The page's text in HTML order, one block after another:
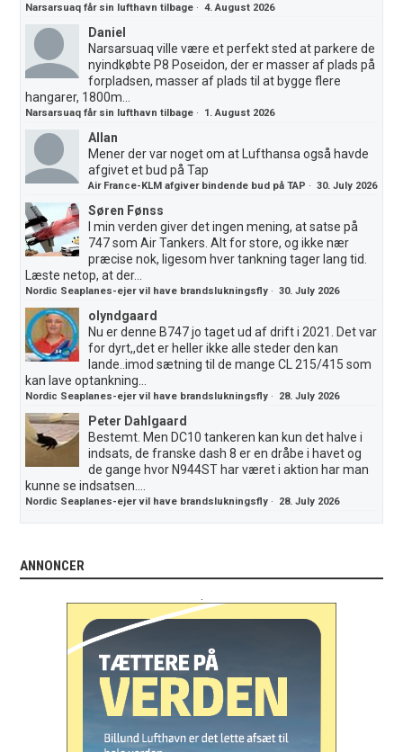
Narsarsuaq får sin lufthavn tilbage ·4. August 2026
Daniel
Narsarsuaq ville være et perfekt sted at parkere de
nyindkøbte P8 Poseidon, der er masser af plads på
forpladsen, masser af plads til at bygge flere
hangarer, 1800m...
Narsarsuaq får sin lufthavn tilbage · 1. August 2026
Allan
Mener der var noget om at Lufthansa også havde
afgivet et bud på Tap
Air France-KLM afgiver bindende bud på TAP ·30. July 2026
Søren Fønss
I min verden giver det ingen mening, at satse på
747 som Air Tankers. Alt for store, og ikke nær
præcise nok, ligesom hver tankning tager lang tid.
Læste netop, at der...
Nordic Seaplanes-ejer vil have brandslukningsfly ·30. July 2026
olyndgaard
Nu er denne B747 jo taget ud af drift i 2021. Det var
for dyrt,,det er heller ikke alle steder den kan
lande..imod sætning til de mange CL 215/415 som
kan lave optankning...
Nordic Seaplanes-ejer vil have brandslukningsfly · 28. July 2026
Peter Dahlgaard
Bestemt. Men DC10 tankeren kan kun det halve i
indsats, de franske dash 8 er en dråbe i havet og
de gange hvor N944ST har været i aktion har man
kunne se indsatsen....
Nordic Seaplanes-ejer vil have brandslukningsfly · 28. July 2026
ANNONCER